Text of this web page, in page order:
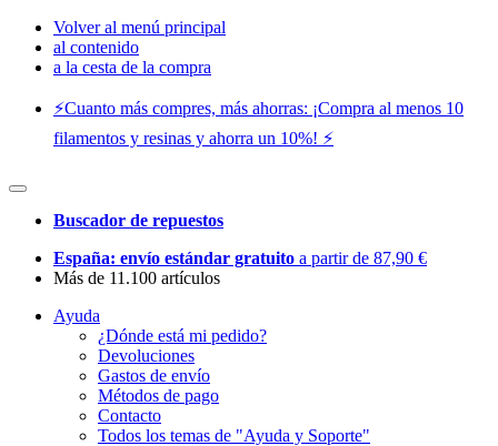
Volver al menú principal
al contenido
a la cesta de la compra
⚡️Cuanto más compres, más ahorras: ¡Compra al menos 10
filamentos y resinas y ahorra un 10%! ⚡️
Buscador de repuestos
España: envío estándar gratuito a partir de 87,90 €
Más de 11.100 artículos
Ayuda
¿Dónde está mi pedido?
Devoluciones
Gastos de envío
Métodos de pago
Contacto
Todos los temas de "Ayuda y Soporte"